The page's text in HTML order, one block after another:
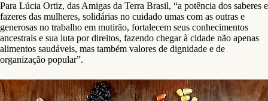
Para Lúcia Ortiz, das Amigas da Terra Brasil, “a potência dos saberes e
fazeres das mulheres, solidárias no cuidado umas com as outras e
generosas no trabalho em mutirão, fortalecem seus conhecimentos
ancestrais e sua luta por direitos, fazendo chegar à cidade não apenas
alimentos saudáveis, mas também valores de dignidade e de
organização popular”.